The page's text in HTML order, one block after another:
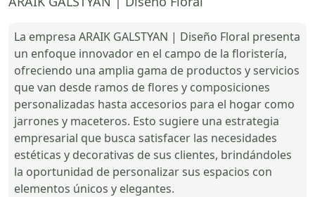
La empresa ARAIK GALSTYAN | Diseño Floral presenta
un enfoque innovador en el campo de la floristería,
ofreciendo una amplia gama de productos y servicios
que van desde ramos de flores y composiciones
personalizadas hasta accesorios para el hogar como
jarrones y maceteros. Esto sugiere una estrategia
empresarial que busca satisfacer las necesidades
estéticas y decorativas de sus clientes, brindándoles
la oportunidad de personalizar sus espacios con
elementos únicos y elegantes.